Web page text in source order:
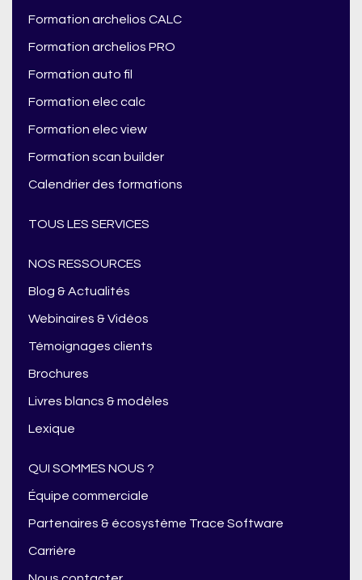
Formation archelios CALC
Formation archelios PRO
Formation auto fil
Formation elec calc
Formation elec view
Formation scan builder
Calendrier des formations
TOUS LES SERVICES
NOS RESSOURCES
Blog & Actualités
Webinaires & Vidéos
Témoignages clients
Brochures
Livres blancs & modèles
Lexique
QUI SOMMES NOUS ?
Équipe commerciale
Partenaires & écosystème Trace Software
Carrière